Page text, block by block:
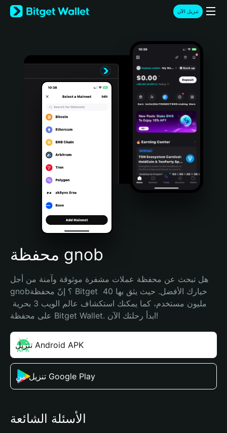
English
日本語
Türkçe
Português (Portugal)
Bahasa Indonesia
Português (Brasil)
Español (Argentina)
تنزيل الآن
محفظة gnob
هل تبحث عن محفظة عملات مشفرة موثوقة وآمنة من أجل
gnob؟ إنّ محفظة Bitget خيارك الأفضل. حيث يثق بها 40
على محفظة Bitget Wallet. ابدأ رحلتك الآن!
تنزيل Android APK
تنزيل من Google Play
الأسئلة الشائعة